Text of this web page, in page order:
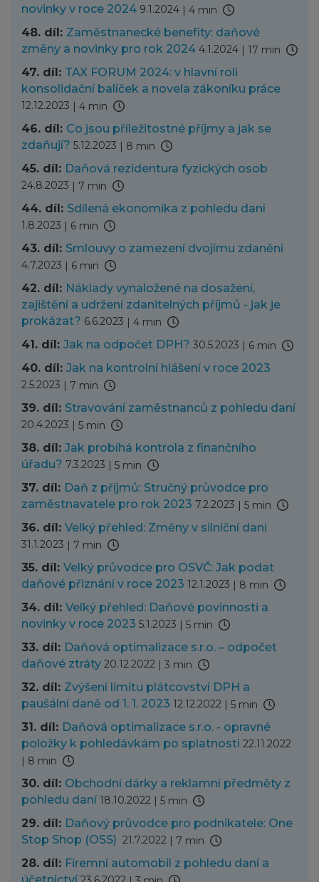
novinky v roce 2024 9.1.2024 | 4 min
48. díl: Zaměstnanecké benefity: daňové
změny a novinky pro rok 2024 4.1.2024 | 17 min
47. díl: TAX FORUM 2024: v hlavní roli
konsolidační balíček a novela zákoníku práce
12.12.2023 | 4 min
46. díl: Co jsou příležitostné příjmy a jak se
zdaňují? 5.12.2023 | 8 min
45. díl: Daňová rezidentura fyzických osob
24.8.2023 | 7 min
44. díl: Sdílená ekonomika z pohledu daní
1.8.2023 | 6 min
43. díl: Smlouvy o zamezení dvojímu zdanění
4.7.2023 | 6 min
42. díl: Náklady vynaložené na dosažení,
zajištění a udržení zdanitelných příjmů - jak je
prokázat? 6.6.2023 | 4 min
41. díl: Jak na odpočet DPH? 30.5.2023 | 6 min
40. díl: Jak na kontrolní hlášení v roce 2023
2.5.2023 | 7 min
39. díl: Stravování zaměstnanců z pohledu daní
20.4.2023 | 5 min
38. díl: Jak probíhá kontrola z finančního
úřadu? 7.3.2023 | 5 min
37. díl: Daň z příjmů: Stručný průvodce pro
zaměstnavatele pro rok 2023 7.2.2023 | 5 min
36. díl: Velký přehled: Změny v silniční dani
31.1.2023 | 7 min
35. díl: Velký průvodce pro OSVČ: Jak podat
daňové přiznání v roce 2023 12.1.2023 | 8 min
34. díl: Velký přehled: Daňové povinnosti a
novinky v roce 2023 5.1.2023 | 5 min
33. díl: Daňová optimalizace s.r.o. – odpočet
daňové ztráty 20.12.2022 | 3 min
32. díl: Zvýšení limitu plátcovství DPH a
paušální daně od 1. 1. 2023 12.12.2022 | 5 min
31. díl: Daňová optimalizace s.r.o. - opravné
položky k pohledávkám po splatnosti 22.11.2022
| 8 min
30. díl: Obchodní dárky a reklamní předměty z
pohledu daní 18.10.2022 | 5 min
29. díl: Daňový průvodce pro podnikatele: One
Stop Shop (OSS) 21.7.2022 | 7 min
28. díl: Firemní automobil z pohledu daní a
účetnictví